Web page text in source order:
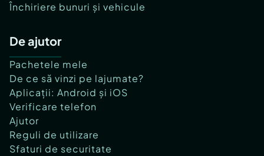
Închiriere bunuri și vehicule
De ajutor
Pachetele mele
De ce să vinzi pe lajumate?
Aplicații: Android și iOS
Verificare telefon
Ajutor
Reguli de utilizare
Sfaturi de securitate